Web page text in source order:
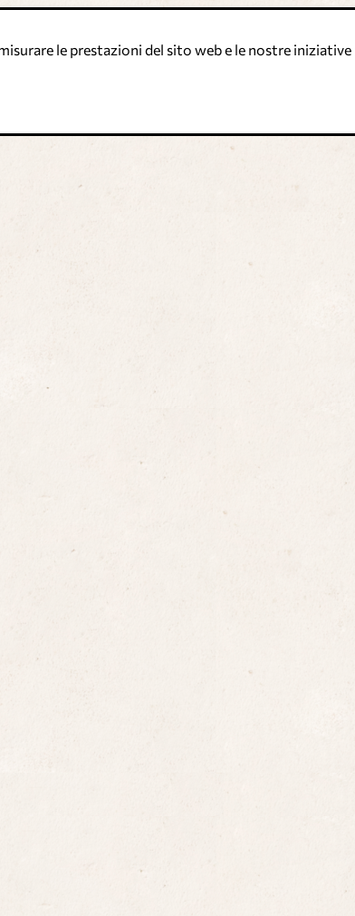
le prestazioni del sito web e le nostre